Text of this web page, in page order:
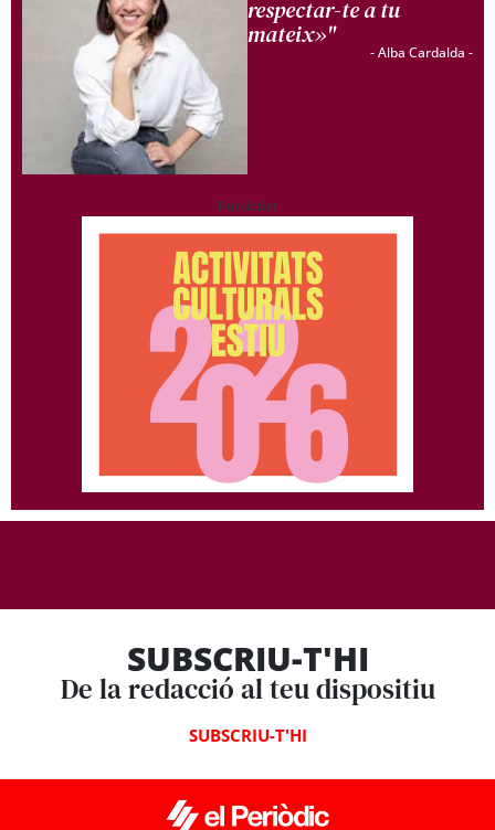
respectar-te a tu
mateix»"
- Alba Cardalda -
Publicitat
SUBSCRIU-T'HI
De la redacció al teu dispositiu
SUBSCRIU-T'HI